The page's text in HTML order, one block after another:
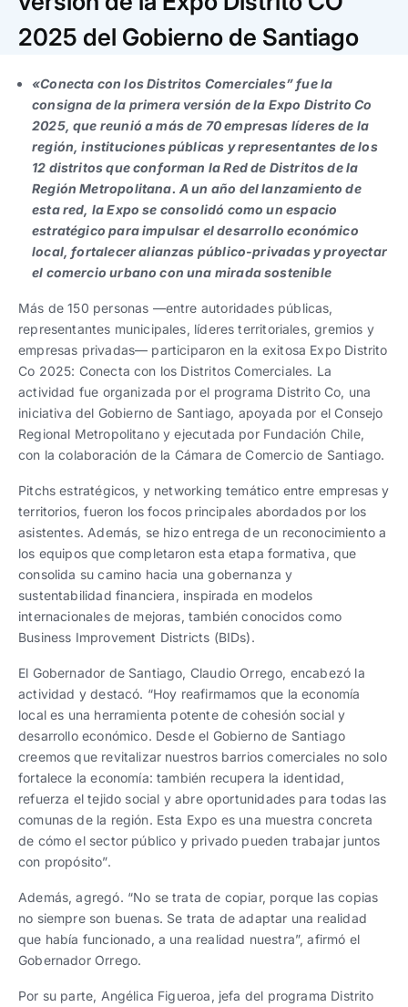
Trabaja con nosotros
Español English
Ver todas
Español
Ver todas
Español
progresivos de gestión
Español English
Español |English
Español |English
2025 del Gobierno de Santiago
«Conecta con los Distritos Comerciales” fue la
consigna de la primera versión de la Expo Distrito Co
2025, que reunió a más de 70 empresas líderes de la
región, instituciones públicas y representantes de los
12 distritos que conforman la Red de Distritos de la
Región Metropolitana. A un año del lanzamiento de
esta red, la Expo se consolidó como un espacio
estratégico para impulsar el desarrollo económico
local, fortalecer alianzas público-privadas y proyectar
el comercio urbano con una mirada sostenible
Más de 150 personas —entre autoridades públicas,
representantes municipales, líderes territoriales, gremios y
empresas privadas— participaron en la exitosa Expo Distrito
Co 2025: Conecta con los Distritos Comerciales. La
actividad fue organizada por el programa Distrito Co, una
iniciativa del Gobierno de Santiago, apoyada por el Consejo
Regional Metropolitano y ejecutada por Fundación Chile,
con la colaboración de la Cámara de Comercio de Santiago.
Pitchs estratégicos, y networking temático entre empresas y
territorios, fueron los focos principales abordados por los
asistentes. Además, se hizo entrega de un reconocimiento a
los equipos que completaron esta etapa formativa, que
consolida su camino hacia una gobernanza y
sustentabilidad financiera, inspirada en modelos
internacionales de mejoras, también conocidos como
Business Improvement Districts (BIDs).
El Gobernador de Santiago, Claudio Orrego, encabezó la
actividad y destacó. “Hoy reafirmamos que la economía
local es una herramienta potente de cohesión social y
desarrollo económico. Desde el Gobierno de Santiago
creemos que revitalizar nuestros barrios comerciales no solo
fortalece la economía: también recupera la identidad,
refuerza el tejido social y abre oportunidades para todas las
comunas de la región. Esta Expo es una muestra concreta
de cómo el sector público y privado pueden trabajar juntos
con propósito”.
Además, agregó. “No se trata de copiar, porque las copias
no siempre son buenas. Se trata de adaptar una realidad
que había funcionado, a una realidad nuestra”, afirmó el
Gobernador Orrego.
Por su parte, Angélica Figueroa, jefa del programa Distrito